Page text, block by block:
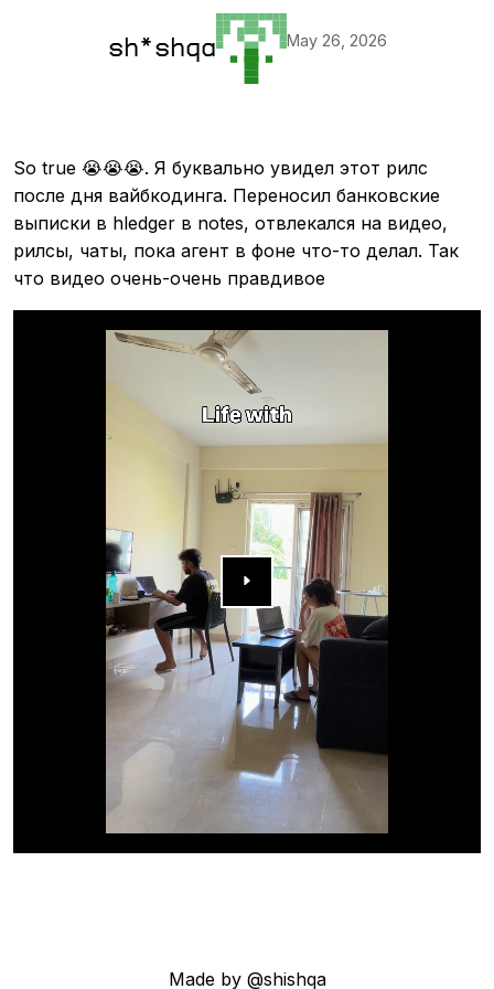
sh*shqa May 26, 2026
So true 😭😭😭. Я буквально увидел этот рилс
после дня вайбкодинга. Переносил банковские
выписки в hledger в notes, отвлекался на видео,
рилсы, чаты, пока агент в фоне что-то делал. Так
что видео очень-очень правдивое
▶
Made by @shishqa